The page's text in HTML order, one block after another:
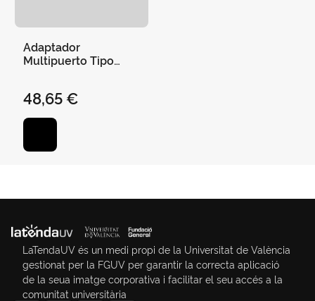
Adaptador
Multipuerto Tipo
48,65 €
LaTendaUV és un medi propi de la Universitat de València
gestionat per la FGUV per garantir la correcta aplicació
de la seua imatge corporativa i facilitar el seu accés a la
comunitat universitària